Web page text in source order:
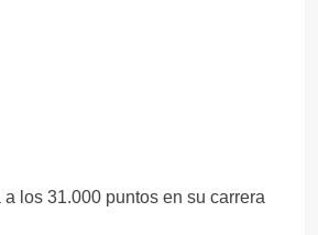
los 31.000 puntos en su carrera